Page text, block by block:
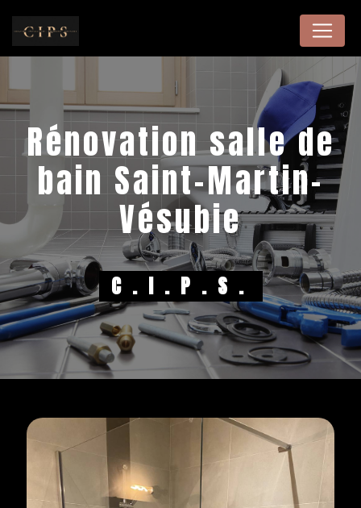
rénovation salle de
bain Saint-Martin-
Vésubie
C.I.P.S.